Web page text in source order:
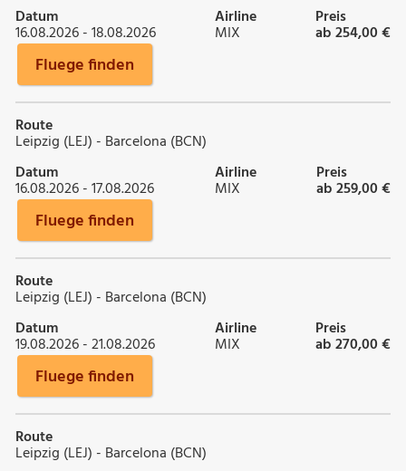
Datum
16.08.2026 - 18.08.2026
Airline
MIX
Preis
ab 254,00 €
Fluege finden
Route
Leipzig (LEJ) - Barcelona (BCN)
Datum
16.08.2026 - 17.08.2026
Airline
MIX
Preis
ab 259,00 €
Fluege finden
Route
Leipzig (LEJ) - Barcelona (BCN)
Datum
19.08.2026 - 21.08.2026
Airline
MIX
Preis
ab 270,00 €
Fluege finden
Route
Leipzig (LEJ) - Barcelona (BCN)